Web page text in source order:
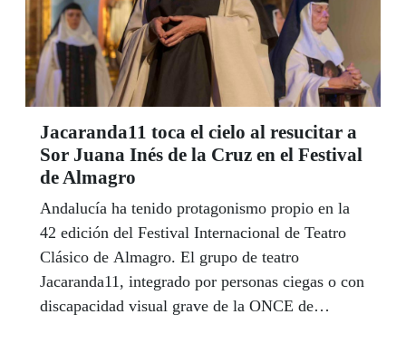
Jacaranda11 toca el cielo al resucitar a
Sor Juana Inés de la Cruz en el Festival
de Almagro
Andalucía ha tenido protagonismo propio en la
42 edición del Festival Internacional de Teatro
Clásico de Almagro. El grupo de teatro
Jacaranda11, integrado por personas ciegas o con
discapacidad visual grave de la ONCE de